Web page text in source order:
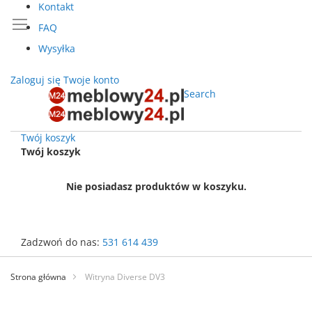
Kontakt
FAQ
Wysyłka
Zaloguj się Twoje konto
Search
Twój koszyk
Twój koszyk
Nie posiadasz produktów w koszyku.
Zadzwoń do nas: 531 614 439
Przejdź
treści
Strona główna Witryna Diverse DV3